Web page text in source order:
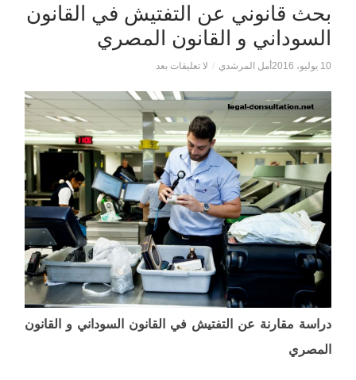
بحث قانوني عن التفتيش في القانون
السوداني و القانون المصري
10 يوليو، 2016 أمل المرشدي / لا تعليقات بعد
دراسة مقارنة عن التفتيش في القانون السوداني و القانون
المصري